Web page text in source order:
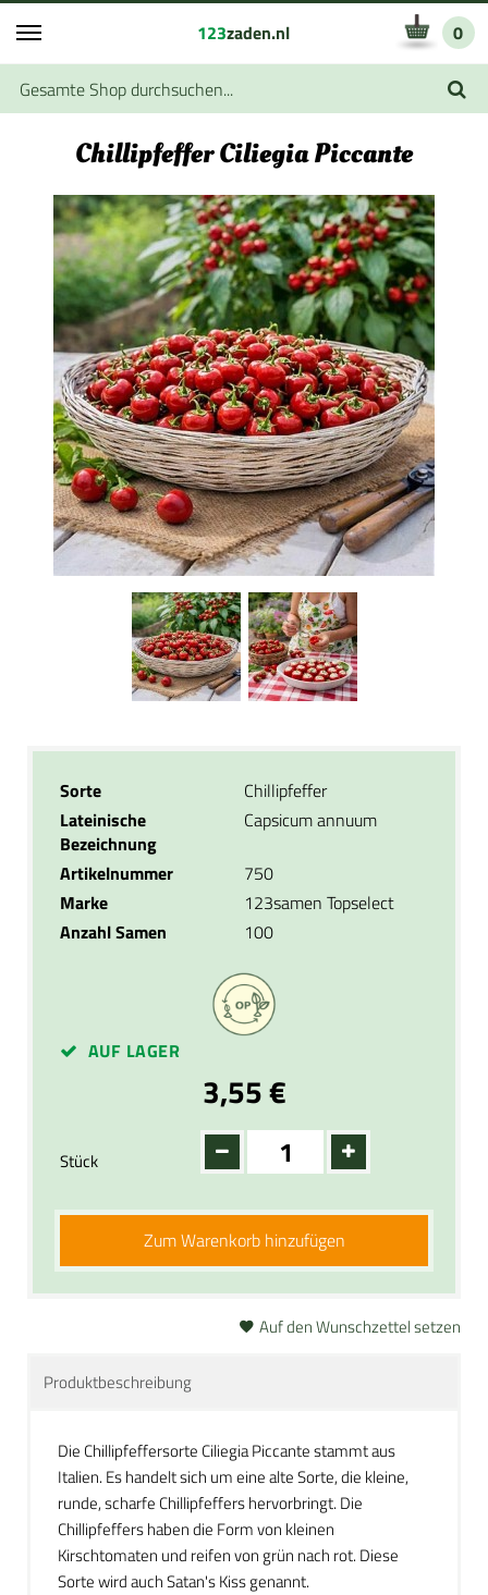
123zaden.nl 0
Chillipfeffer Ciliegia Piccante
Sorte
Chillipfeffer
Lateinische
Bezeichnung
Capsicum annuum
Artikelnummer
750
Marke
123samen Topselect
Anzahl Samen
100
AUF LAGER
3,55 €
Stück
Zum Warenkorb hinzufügen
Auf den Wunschzettel setzen
Produktbeschreibung
Die Chillipfeffersorte Ciliegia Piccante stammt aus
Italien. Es handelt sich um eine alte Sorte, die kleine,
runde, scharfe Chillipfeffers hervorbringt. Die
Chillipfeffers haben die Form von kleinen
Kirschtomaten und reifen von grün nach rot. Diese
Sorte wird auch Satan's Kiss genannt.